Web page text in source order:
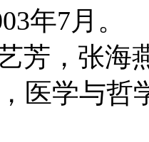
年7月。
芳，张海
，医学与哲